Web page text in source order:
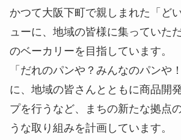
かつて大阪下町で親しまれた「ど
ューに、地域の皆様に集っていた
のベーカリーを目指しています。
「だれのパンや？みんなのパンや
に、地域の皆さんとともに商品開
プを行うなど、まちの新たな拠点
うな取り組みを計画しています。